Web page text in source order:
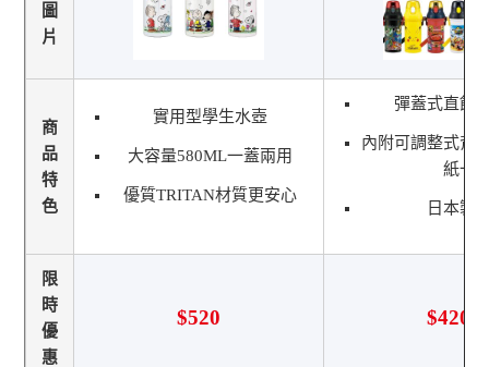
圖
片
商
品
特
色
實用型學生水壺
大容量580ML一蓋兩用
優質TRITAN材質更安心
彈蓋式直飲
內附可調整式背
紙一
日本製
限
時
優
惠
$520 $420